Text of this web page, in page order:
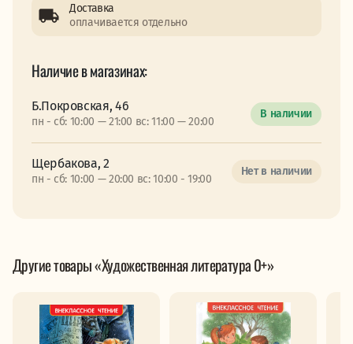
Доставка
оплачивается отдельно
Наличие в магазинах:
Б.Покровская, 46
пн - сб: 10:00 — 21:00 вс: 11:00 — 20:00
В наличии
Щербакова, 2
пн - сб: 10:00 — 20:00 вс: 10:00 - 19:00
Нет в наличии
Другие товары «Художественная литература 0+»